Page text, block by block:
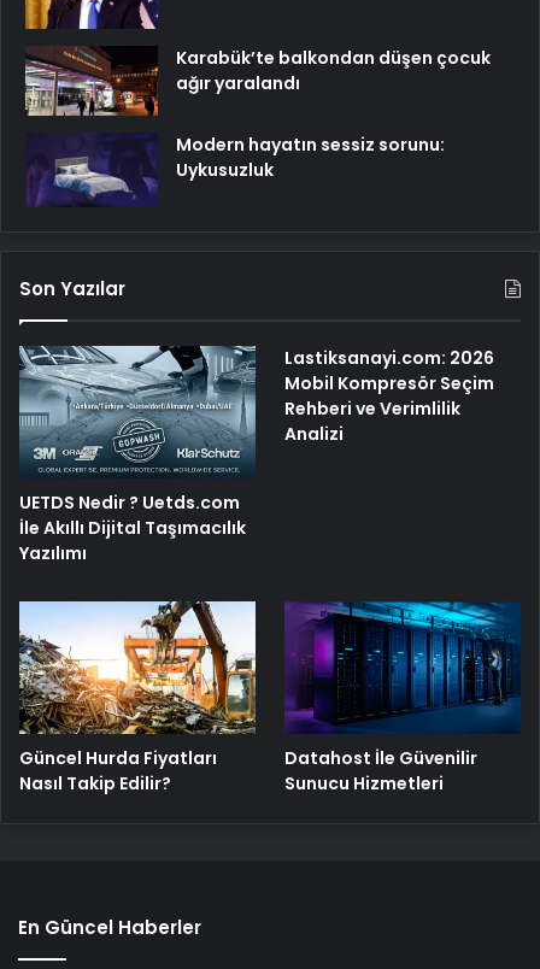
Karabük’te balkondan düşen çocuk
ağır yaralandı
Modern hayatın sessiz sorunu:
Uykusuzluk
Son Yazılar
UETDS Nedir ? Uetds.com
İle Akıllı Dijital Taşımacılık
Yazılımı
Lastiksanayi.com: 2026
Mobil Kompresör Seçim
Rehberi ve Verimlilik
Analizi
Güncel Hurda Fiyatları
Nasıl Takip Edilir?
Datahost İle Güvenilir
Sunucu Hizmetleri
En Güncel Haberler